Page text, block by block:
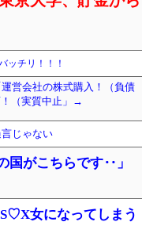
ッチリ！！！
営会社の株式購入！（負債
（実質中止」→
じゃない
国がこちらです‥」
女になってしまう